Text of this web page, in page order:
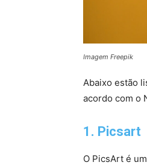
Imagem Freepik
Abaixo estão
acordo com o
1. Picsart
O PicsArt é